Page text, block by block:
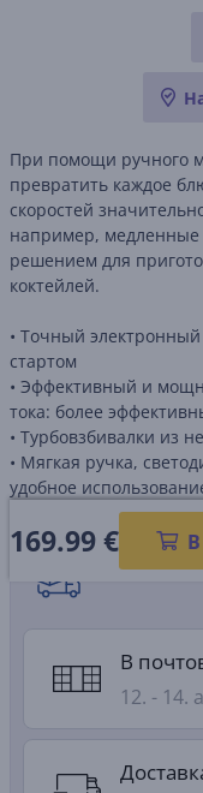
При помощи ручного
превратить каждое
скоростей
например, медленные
решением для
коктейлей.
• Точный
стартом
• Эффективный и
тока: более
• Турбовзбивалки из
• Мягкая ручка,
удобное
169.99€
Способы
В
12. - 14.